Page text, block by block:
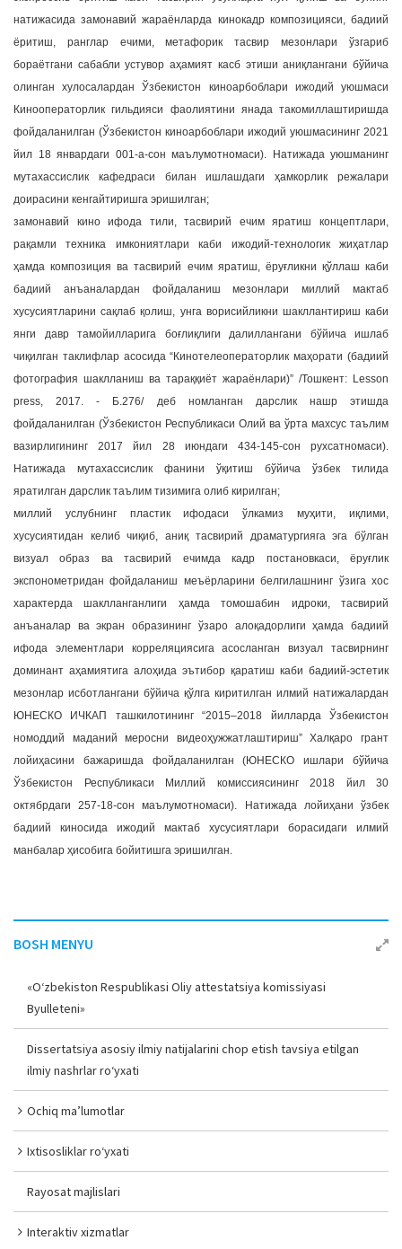
натижасида замонавий жараёнларда кинокадр композицияси, бадиий
ёритиш, ранглар ечими, метафорик тасвир мезонлари ўзгариб
бораётгани сабабли устувор аҳамият касб этиши аниқлангани бўйича
олинган хулосалардан Ўзбекистон киноарбоблари ижодий уюшмаси
Кинооператорлик гильдияси фаолиятини янада такомиллаштиришда
фойдаланилган (Ўзбекистон киноарбоблари ижодий уюшмасининг 2021
йил 18 январдаги 001-а-сон маълумотномаси). Натижада уюшманинг
мутахассислик кафедраси билан ишлашдаги ҳамкорлик режалари
доирасини кенгайтиришга эришилган;
замонавий кино ифода тили, тасвирий ечим яратиш концептлари,
рақамли техника имкониятлари каби ижодий-технологик жиҳатлар
ҳамда композиция ва тасвирий ечим яратиш, ёруғликни қўллаш каби
бадиий анъаналардан фойдаланиш мезонлари миллий мактаб
хусусиятларини сақлаб қолиш, унга ворисийликни шакллантириш каби
янги давр тамойилларига боғлиқлиги далиллангани бўйича ишлаб
чиқилган таклифлар асосида “Кинотелеоператорлик маҳорати (бадиий
фотография шаклланиш ва тараққиёт жараёнлари)” /Тошкент: Lesson
press, 2017. - Б.276/ деб номланган дарслик нашр этишда
фойдаланилган (Ўзбекистон Республикаси Олий ва ўрта махсус таълим
вазирлигининг 2017 йил 28 июндаги 434-145-сон рухсатномаси).
Натижада мутахассислик фанини ўқитиш бўйича ўзбек тилида
яратилган дарслик таълим тизимига олиб кирилган;
миллий услубнинг пластик ифодаси ўлкамиз муҳити, иқлими,
хусусиятидан келиб чиқиб, аниқ тасвирий драматургияга эга бўлган
визуал образ ва тасвирий ечимда кадр постановкаси, ёруғлик
экспонометридан фойдаланиш меъёрларини белгилашнинг ўзига хос
характерда шаклланганлиги ҳамда томошабин идроки, тасвирий
анъаналар ва экран образининг ўзаро алоқадорлиги ҳамда бадиий
ифода элементлари корреляциясига асосланган визуал тасвирнинг
доминант аҳамиятига алоҳида эътибор қаратиш каби бадиий-эстетик
мезонлар исботлангани бўйича қўлга киритилган илмий натижалардан
ЮНЕСКО ИЧКАП ташкилотининг “2015–2018 йилларда Ўзбекистон
номоддий маданий меросни видеоҳужжатлаштириш” Халқаро грант
лойиҳасини бажаришда фойдаланилган (ЮНЕСКО ишлари бўйича
Ўзбекистон Республикаси Миллий комиссиясининг 2018 йил 30
октябрдаги 257-18-сон маълумотномаси). Натижада лойиҳани ўзбек
бадиий киносида ижодий мактаб хусусиятлари борасидаги илмий
манбалар ҳисобига бойитишга эришилган.
BOSH MENYU
«O‘zbekiston Respublikasi Oliy attestatsiya komissiyasi
Byulleteni»
Dissertatsiya asosiy ilmiy natijalarini chop etish tavsiya etilgan
ilmiy nashrlar ro‘yxati
Ochiq ma’lumotlar
Ixtisosliklar ro‘yxati
Rayosat majlislari
Interaktiv xizmatlar